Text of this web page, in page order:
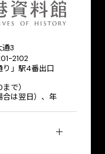
通3
2102
り」駅4番出口
で）
合は翌日）、年